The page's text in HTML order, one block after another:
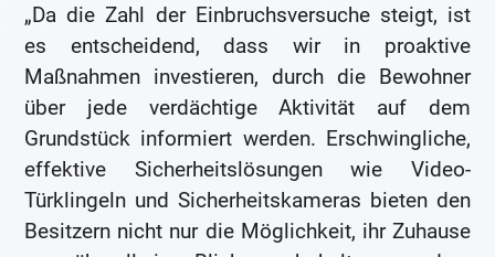
„Da die Zahl der Einbruchsversuche steigt, ist
es entscheidend, dass wir in proaktive
Maßnahmen investieren, durch die Bewohner
über jede verdächtige Aktivität auf dem
Grundstück informiert werden. Erschwingliche,
effektive Sicherheitslösungen wie Video-
Türklingeln und Sicherheitskameras bieten den
Besitzern nicht nur die Möglichkeit, ihr Zuhause